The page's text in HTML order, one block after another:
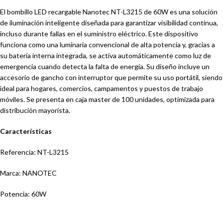
El bombillo LED recargable Nanotec NT-L3215 de 60W es una solución
de iluminación inteligente diseñada para garantizar visibilidad continua,
incluso durante fallas en el suministro eléctrico. Este dispositivo
funciona como una luminaria convencional de alta potencia y, gracias a
su batería interna integrada, se activa automáticamente como luz de
emergencia cuando detecta la falta de energía. Su diseño incluye un
accesorio de gancho con interruptor que permite su uso portátil, siendo
ideal para hogares, comercios, campamentos y puestos de trabajo
móviles. Se presenta en caja master de 100 unidades, optimizada para
distribución mayorista.
Características
Referencia: NT-L3215
Marca: NANOTEC
Potencia: 60W